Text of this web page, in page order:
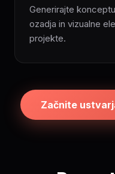
Generirajte
ozadja in vizualne
projekte.
Začnite